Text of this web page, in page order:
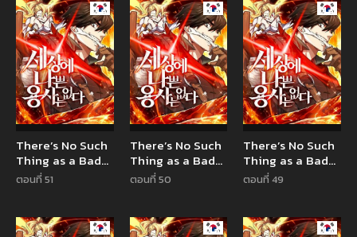
Manhwa
There’s No Such
Thing as a Bad
Hero in the
ตอนที่ 51
Manhwa
There’s No Such
Thing as a Bad
Hero in the
ตอนที่ 50
There’s No Such
Thing as a Bad
Hero in the
ตอนที่ 49
Manhwa Manhwa